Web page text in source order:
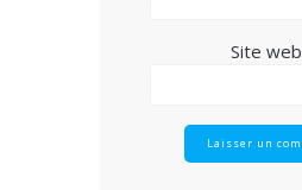
Site web